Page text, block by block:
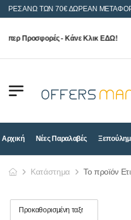
ΑΝΩ ΤΩΝ 70€ ΔΩΡΕΑΝ
Προσφορές - Κάνε Κλικ ΕΔΩ!
Αρχική Νέες Παραλαβές
Κατάστημα Το προϊόν